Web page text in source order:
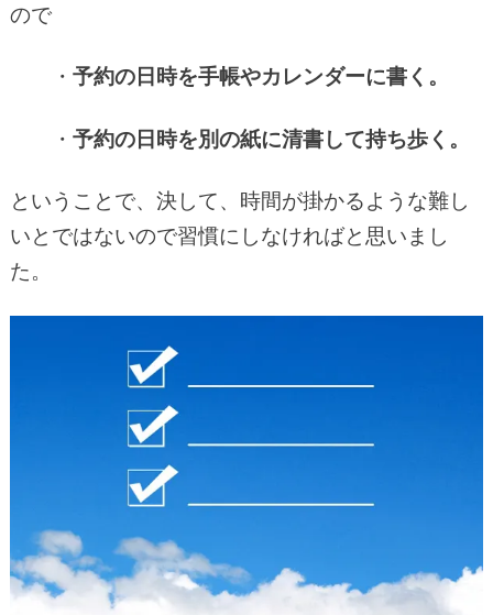
ので
・ 予約の日時を手帳やカレンダーに書く。
・ 予約の日時を別の紙に清書して持ち歩く。
ということで、決して、時間が掛かるような難し
いとではないので習慣にしなければと思いまし
た。